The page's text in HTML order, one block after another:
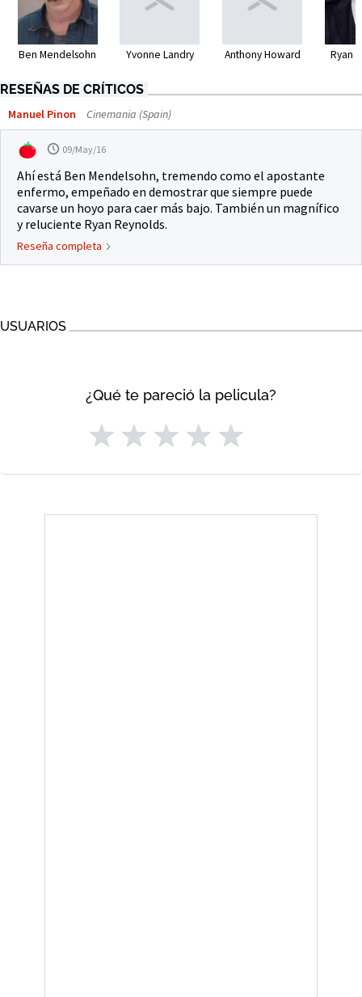
Ben Mendelsohn Yvonne Landry Anthony Howard Ryan
RESEÑAS DE CRÍTICOS
Manuel Pinon Cinemania (Spain)
09/May/16
Ahí está Ben Mendelsohn, tremendo como el apostante
enfermo, empeñado en demostrar que siempre puede
cavarse un hoyo para caer más bajo. También un magnífico
y reluciente Ryan Reynolds.
Reseña completa
USUARIOS
¿Qué te pareció la pelicula?